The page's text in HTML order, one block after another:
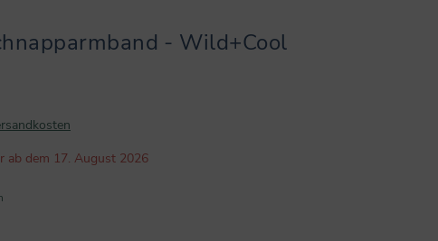
- Wild+Cool
ab dem 17. August 2026